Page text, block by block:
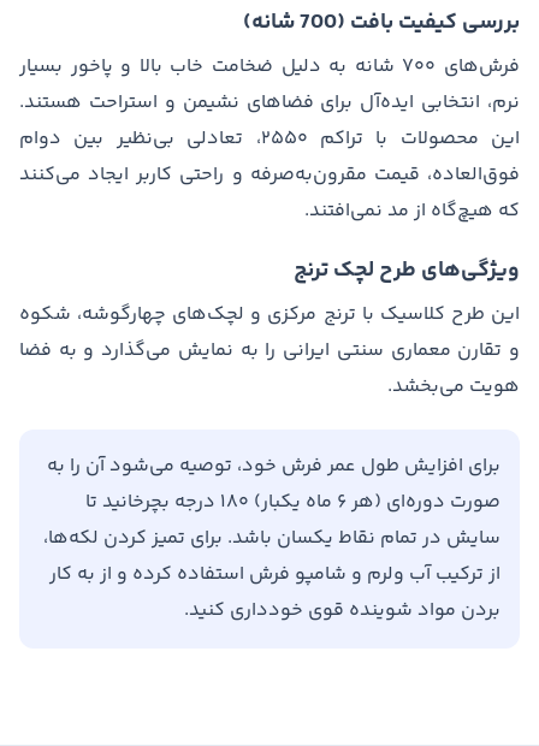
بررسی کیفیت بافت (700 شانه)
فرش‌های ۷۰۰ شانه به دلیل ضخامت خاب بالا و پاخور بسیار
نرم، انتخابی ایده‌آل برای فضاهای نشیمن و استراحت هستند.
این محصولات با تراکم ۲۵۵۰، تعادلی بی‌نظیر بین دوام
فوق‌العاده، قیمت مقرون‌به‌صرفه و راحتی کاربر ایجاد می‌کنند
که هیچ‌گاه از مد نمی‌افتند.
ویژگی‌های طرح لچک ترنج
این طرح کلاسیک با ترنج مرکزی و لچک‌های چهارگوشه، شکوه
و تقارن معماری سنتی ایرانی را به نمایش می‌گذارد و به فضا
هویت می‌بخشد.
برای افزایش طول عمر فرش خود، توصیه می‌شود آن را به
صورت دوره‌ای (هر ۶ ماه یکبار) ۱۸۰ درجه بچرخانید تا
سایش در تمام نقاط یکسان باشد. برای تمیز کردن لکه‌ها،
از ترکیب آب ولرم و شامپو فرش استفاده کرده و از به کار
بردن مواد شوینده قوی خودداری کنید.